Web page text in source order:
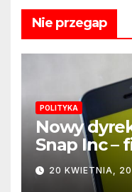
Nie przegap
POLITYKA
Nowy
Snap Inc –
zmianę na
stanowisku
20 KWIETNIA,